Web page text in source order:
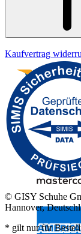
Kaufvertrag
© GISY Schuhe
Hannover,
* gilt nur für